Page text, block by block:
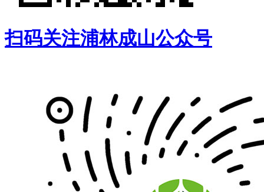
扫码关注浦林成山公众号